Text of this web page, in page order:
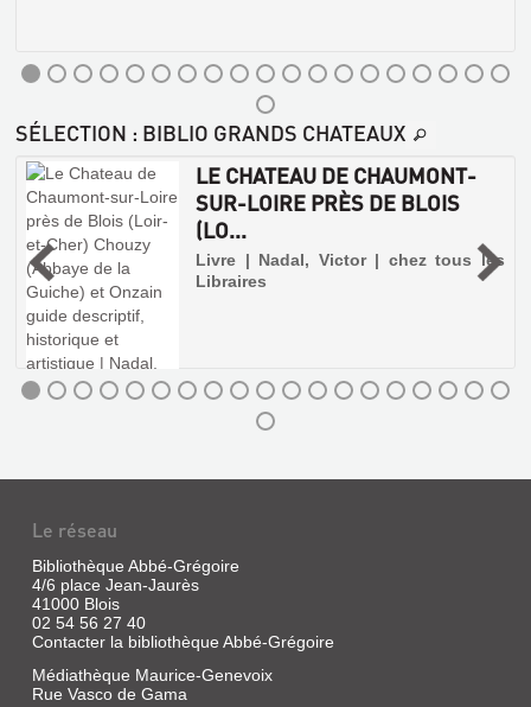
TITRE
(CURIEUX)
PORTANT
PERMISSION
DE
GIROUETTES
|
Tissier
de
Mallerais,
Martine
|
[Conservation
des
châteaux
de
Fougères,
Chaumont
et
Talcy],
et
artisans)
PAYSAGES
ET
GENS
DE
Dougier,
Henry
Autrement,
(Le
Mook)
Ce
Mook
nous
emmène
à
chasse
aux
trésors.
Les
plus
région
à
la
mais
loin
d'être
figées
dans
somptueuses
montures,
FOUQUET
FOUQUET
:
"ENLUMINURE
DU
VAL
DE
LOIR...
SÉLECTION : BIBLIO GRANDS CHATEAUX
LE CHATEAU DE CHAUMONT-
SUR-LOIRE PRÈS DE BLOIS
(LO...
Livre | Nadal, Victor | chez tous les
Libraires
Le réseau
Bibliothèque Abbé-Grégoire
4/6 place Jean-Jaurès
41000 Blois
02 54 56 27 40
Contacter la bibliothèque Abbé-Grégoire
Médiathèque Maurice-Genevoix
Rue Vasco de Gama